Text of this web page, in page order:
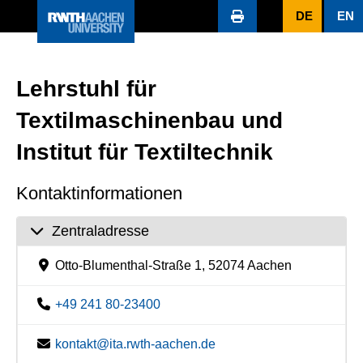
DE EN
Lehrstuhl für
Textilmaschinenbau und
Institut für Textiltechnik
Kontaktinformationen
Zentraladresse
Otto-Blumenthal-Straße 1, 52074 Aachen
+49 241 80-23400
kontakt@ita.rwth-aachen.de